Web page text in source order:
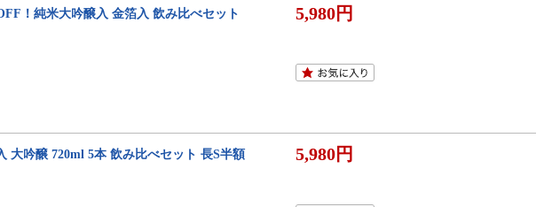
！純米大吟醸入 金箔入 飲み比べセット
5,980円
大吟醸 720ml 5本 飲み比べセット 長S半額
5,980円